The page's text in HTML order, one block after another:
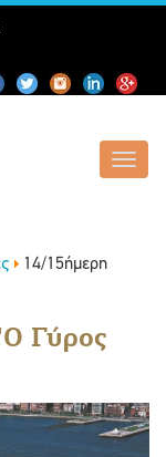
14/15ήμερη
Γύρος